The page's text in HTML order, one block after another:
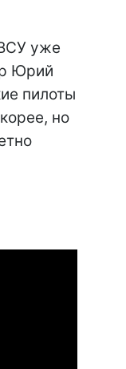
уже
Юрий
пилоты
но